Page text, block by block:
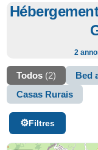
2
Todos (2) Bed
Casas Rurais
Filtres